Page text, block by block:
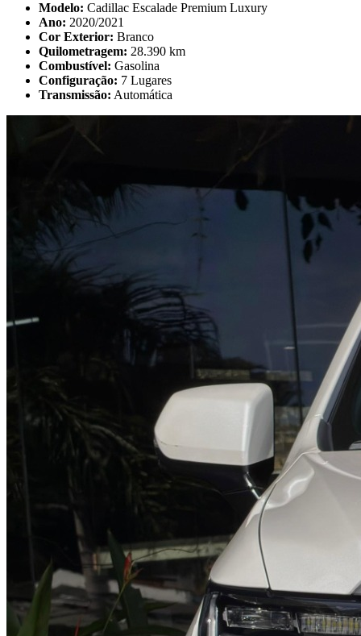
Modelo: Cadillac Escalade Premium Luxury
Ano: 2020/2021
Cor Exterior: Branco
Quilometragem: 28.390 km
Combustível: Gasolina
Configuração: 7 Lugares
Transmissão: Automática